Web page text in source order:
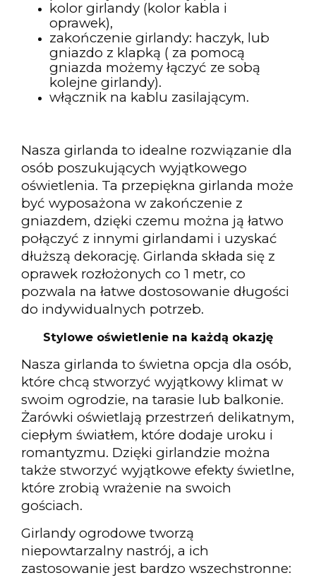
kolor girlandy (kolor kabla i
oprawek),
zakończenie girlandy: haczyk, lub
gniazdo z klapką ( za pomocą
gniazda możemy łączyć ze sobą
kolejne girlandy).
włącznik na kablu zasilającym.
Nasza girlanda to idealne rozwiązanie dla
osób poszukujących wyjątkowego
oświetlenia. Ta przepiękna girlanda może
być wyposażona w zakończenie z
gniazdem, dzięki czemu można ją łatwo
połączyć z innymi girlandami i uzyskać
dłuższą dekorację. Girlanda składa się z
oprawek rozłożonych co 1 metr, co
pozwala na łatwe dostosowanie długości
do indywidualnych potrzeb.
Stylowe oświetlenie na każdą okazję
Nasza girlanda to świetna opcja dla osób,
które chcą stworzyć wyjątkowy klimat w
swoim ogrodzie, na tarasie lub balkonie.
Żarówki oświetlają przestrzeń delikatnym,
ciepłym światłem, które dodaje uroku i
romantyzmu. Dzięki girlandzie można
także stworzyć wyjątkowe efekty świetlne,
które zrobią wrażenie na swoich
gościach.
Girlandy ogrodowe tworzą
niepowtarzalny nastrój, a ich
zastosowanie jest bardzo wszechstronne: